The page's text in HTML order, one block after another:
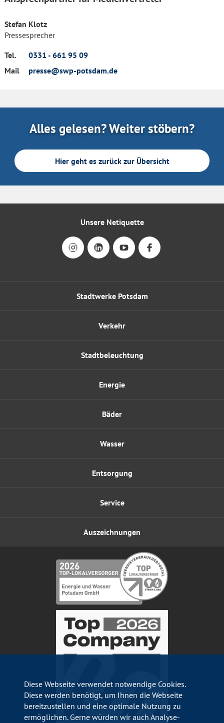
Stefan Klotz
Pressesprecher
Tel.
0331 - 661 95 09
Mail
presse@swp-potsdam.de
Alles gelesen? Weiter stöbern?
Hier geht es zurück zur Übersicht
Stadtwerke Potsdam
Energie
Wasser
Verkehr
Bäder
Entsorgung
Stadtbeleuchtung
Service
Auszeichnungen
Unsere Netiquette
Diese Webseite verwendet notwendige Cookies.
Diese werden benötigt, um Ihnen die Webseite
bereitzustellen und eine optimale Nutzung zu
ermöglichen. Gerne würden wir auch Analyse-